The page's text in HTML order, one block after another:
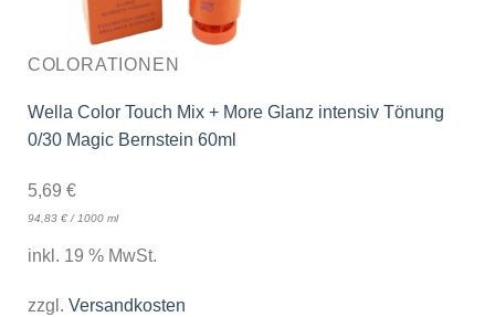
COLORATIONEN
Wella Color Touch Mix + More Glanz intensiv Tönung
0/30 Magic Bernstein 60ml
5,69 €
94,83 €/ 1000 ml
inkl. 19 % MwSt.
zzgl. Versandkosten